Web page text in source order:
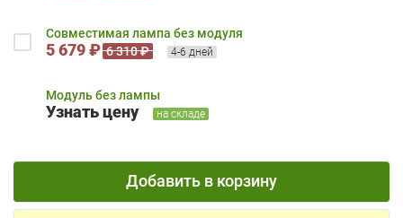
Совместимая лампа без модуля
5 679 ₽ 6 310 ₽ 4-6 дней
Модуль без лампы
Узнать цену на складе
Добавить в корзину